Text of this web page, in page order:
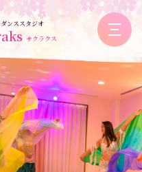
ンススタジオ
サクラクス